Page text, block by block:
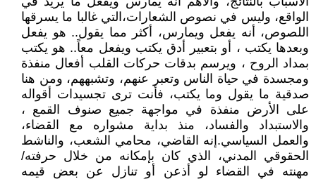
الواقع، وليس في نصوص الشعارات،التي غالبا ما يسرقها
اللصوص، أنه يفعل ويمارس، أكثر مما يقول.. هو يفعل
وبعدها يكتب ، أو بتعبير أدق يكتب ويفعل معاً.. هو يكتب
بمداد الروح ، ويرسم بدقات حركات القلب أفعال منفذة
ومجسدة في حياة الناس وتعبر عنهم، وتشبههم، ومن هنا
صدقية ما يقول وما يكتب، فأنت ترى تجسيدات أقواله
على الأرض منفذة في مواجهة جميع صنوف القمع ،
والاستبداد والفساد، منذ بداية مشواره مع القضاء،
والعمل السياسي.إنه القاضي، محامي الشعب، والناشط
الحقوقي المدني، الذي كان بإمكانه من خلال حرفته/
مهنته في القضاء لو أذعن أو تنازل عن بعض قيمه